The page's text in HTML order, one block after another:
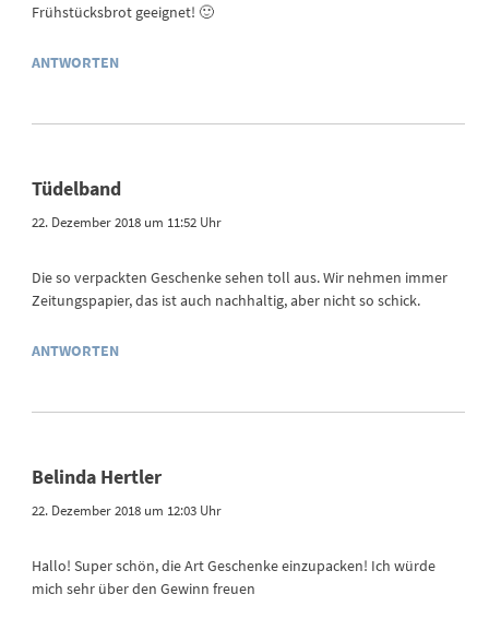
Frühstücksbrot geeignet! 🙂
ANTWORTEN
Tüdelband
22. Dezember 2018 um 11:52 Uhr
Die so verpackten Geschenke sehen toll aus. Wir nehmen immer
Zeitungspapier, das ist auch nachhaltig, aber nicht so schick.
ANTWORTEN
Belinda Hertler
22. Dezember 2018 um 12:03 Uhr
Hallo! Super schön, die Art Geschenke einzupacken! Ich würde
mich sehr über den Gewinn freuen